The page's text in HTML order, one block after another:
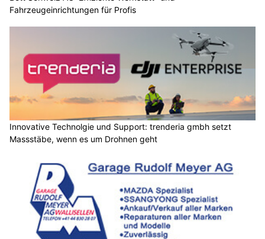
Fahrzeugeinrichtungen für Profis
Innovative Technolgie und Support: trenderia gmbh setzt
Massstäbe, wenn es um Drohnen geht